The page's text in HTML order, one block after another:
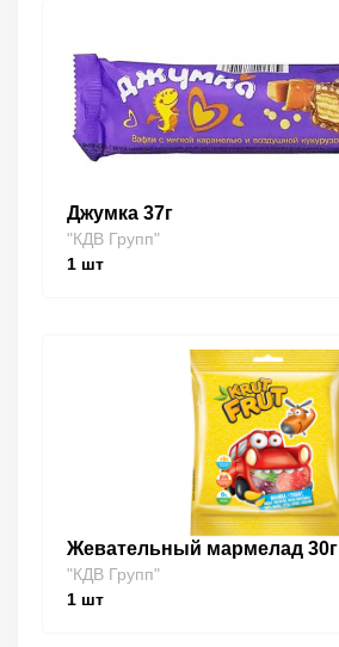
Джумка 37г
"КДВ Групп"
1 шт
Жевательный мармелад 30г
"КДВ Групп"
1 шт